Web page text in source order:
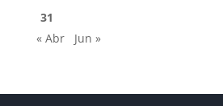
31
« Abr
Jun »